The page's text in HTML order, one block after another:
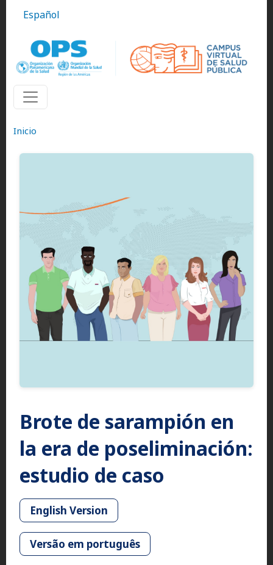
Español
Inicio
Brote de sarampión en
la era de poseliminación:
estudio de caso
English Version
Versão em português